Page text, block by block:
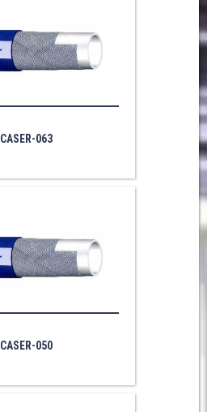
CASER-063
CASER-050